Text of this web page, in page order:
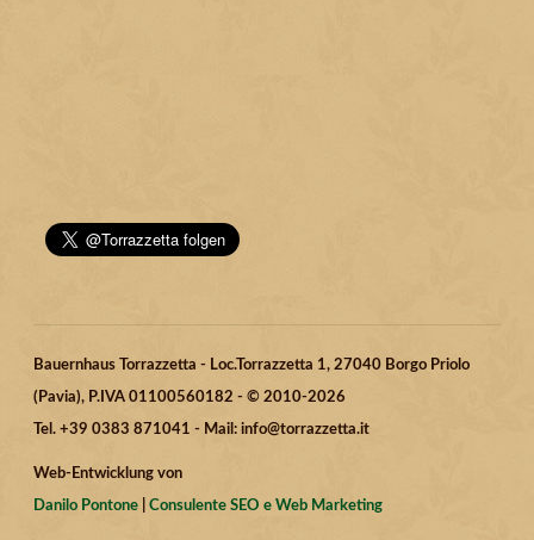
Bauernhaus Torrazzetta - Loc.Torrazzetta 1, 27040 Borgo Priolo
(Pavia), P.IVA 01100560182 - © 2010-2026
Tel. +39 0383 871041 - Mail: info@torrazzetta.it
Web-Entwicklung von
Danilo Pontone Consulente SEO e Web Marketing